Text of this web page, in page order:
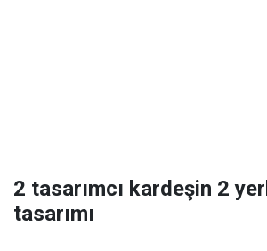
2 tasarımcı kardeşin 2
tasarımı